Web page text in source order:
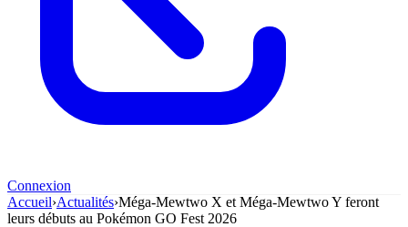
Connexion
Accueil›Actualités›Méga-Mewtwo X et Méga-Mewtwo Y feront
leurs débuts au Pokémon GO Fest 2026